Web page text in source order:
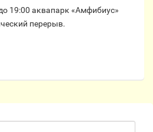
19:00 аквапарк «Амфибиус»
перерыв.